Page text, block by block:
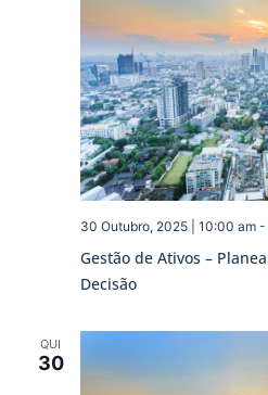
Gestão de Ativos –
Decisão
30 Outubro, 2025 | 10:00 am-
QUI
30